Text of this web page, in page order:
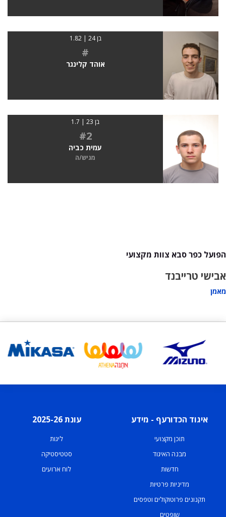
בן 24 | 1.82
#
אוהד קלינגר
בן 23 | 1.7
#2
עמית כביה
מגיש/ה
הפועל כפר סבא צוות מקצועי
אבישי טרייבנד
מאמן
איגוד הכדורעף - מידע
תוכן מקצועי
מבנה האיגוד
חדשות
מדיניות פרטיות
תקנונים פרוטוקולים וטפסים
שופטים
עונת 2025-26
ליגות
סטטיסטיקה
לוח ארועים